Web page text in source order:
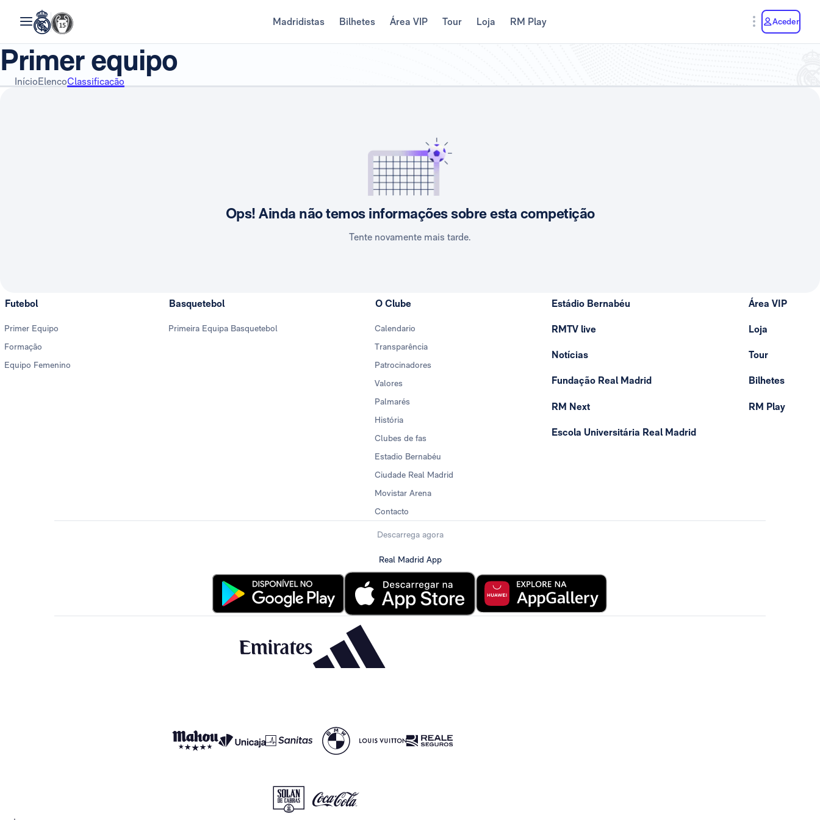
Madridistas Bilhetes Área VIP Tour Loja RM Play Aceder
Primer equipo
InícioElencoClassificação
Ops! Ainda não temos informações sobre esta competição
Tente novamente mais tarde.
Futebol
Primer Equipo
Formação
Equipo Femenino
Basquetebol
Primeira Equipa Basquetebol
O Clube
Calendario
Transparência
Patrocinadores
Valores
Palmarés
História
Clubes de fas
Estadio Bernabéu
Ciudade Real Madrid
Movistar Arena
Contacto
Estádio Bernabéu
RMTV live
Notícias
Fundação Real Madrid
RM Next
Escola Universitária Real Madrid
Área VIP
Loja
Tour
Bilhetes
RM Play
Descarrega agora
Real Madrid App